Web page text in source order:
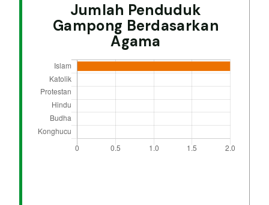
Jumlah Penduduk
Gampong Berdasarkan
Agama